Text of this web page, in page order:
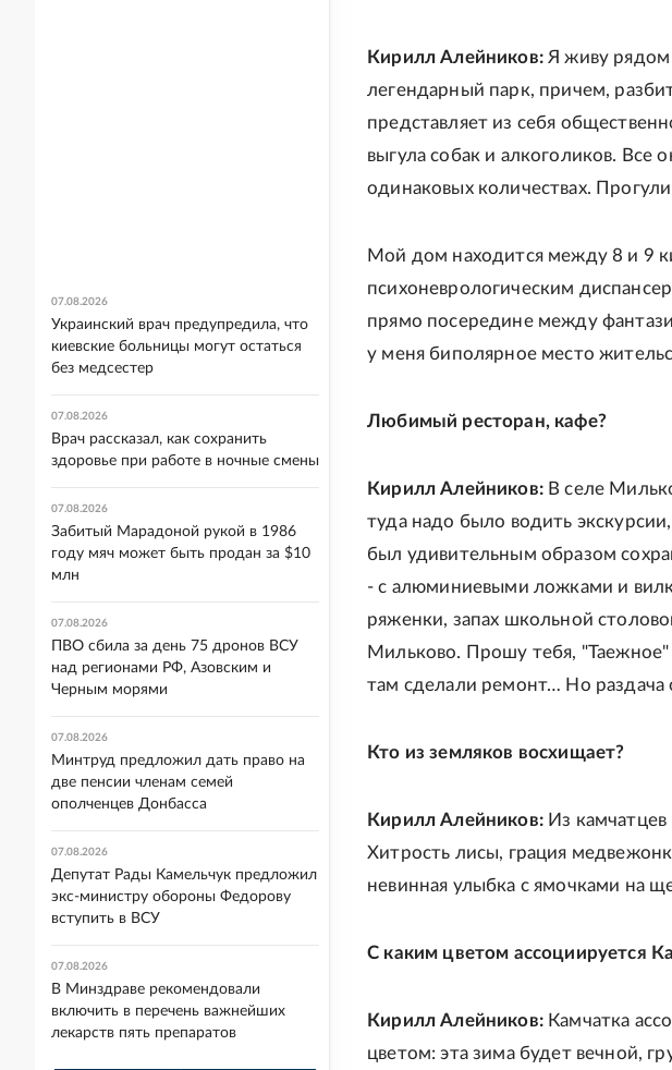
Кирилл Алейников: Я живу рядом
легендарный парк, причем,
представляет из себя
выгула собак и алкоголиков. Все
одинаковых количествах.
Мой дом находится между 8 и 9
психоневрологическим
прямо посередине между
у меня биполярное место
Любимый ресторан, кафе?
Кирилл Алейников: В селе
туда надо было водить
был удивительным образом
- с алюминиевыми ложками и
ряженки, запах школьной
Мильково. Прошу тебя,
там сделали ремонт… Но
Кто из земляков восхищает?
Кирилл Алейников: Из
Хитрость лисы, грация
невинная улыбка с ямочками на
С каким цветом ассоциируется
Кирилл Алейников: Камчатка
цветом: эта зима будет вечной,
07.08.2026
Украинский врач предупредила, что
киевские больницы могут остаться
без медсестер
07.08.2026
Врач рассказал, как сохранить
здоровье при работе в ночные смены
07.08.2026
Забитый Марадоной рукой в 1986
году мяч может быть продан за $10
млн
07.08.2026
ПВО сбила за день 75 дронов ВСУ
над регионами РФ, Азовским и
Черным морями
07.08.2026
Минтруд предложил дать право на
две пенсии членам семей
ополченцев Донбасса
07.08.2026
Депутат Рады Камельчук предложил
экс-министру обороны Федорову
вступить в ВСУ
07.08.2026
В Минздраве рекомендовали
включить в перечень важнейших
лекарств пять препаратов